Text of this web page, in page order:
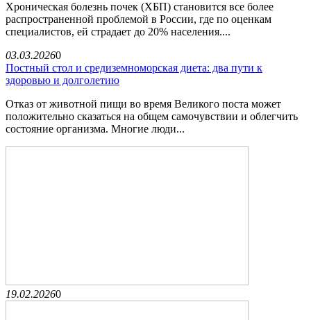
Хроническая болезнь почек (ХБП) становится все более
распространенной проблемой в России, где по оценкам
специалистов, ей страдает до 20% населения....
03.03.20260
Постный стол и средиземноморская диета: два пути к
здоровью и долголетию
Отказ от животной пищи во время Великого поста может
положительно сказаться на общем самочувствии и облегчить
состояние организма. Многие люди...
19.02.20260